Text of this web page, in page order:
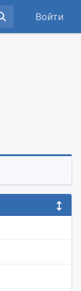
Войти